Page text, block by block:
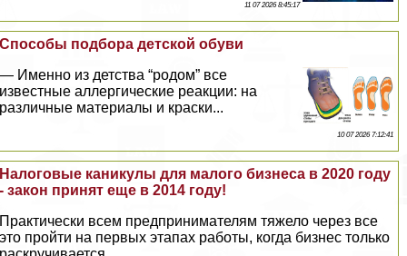
11 07 2026 8:45:17
Способы подбора детской обуви
— Именно из детства “родом” все
известные аллергические реакции: на
различные материалы и краски...
10 07 2026 7:12:41
Налоговые каникулы для малого бизнеса в 2020 году
- закон принят еще в 2014 году!
Пpaктически всем предпринимателям тяжело через все
это пройти на первых этапах работы, когда бизнес только